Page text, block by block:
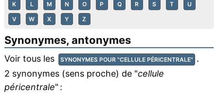
K L M N O P Q R S T U
V W X Y Z
Synonymes, antonymes
Voir tous les SYNONYMES POUR "CELLULE PÉRICENTRALE" .
2 synonymes (sens proche) de "cellule
péricentrale" :